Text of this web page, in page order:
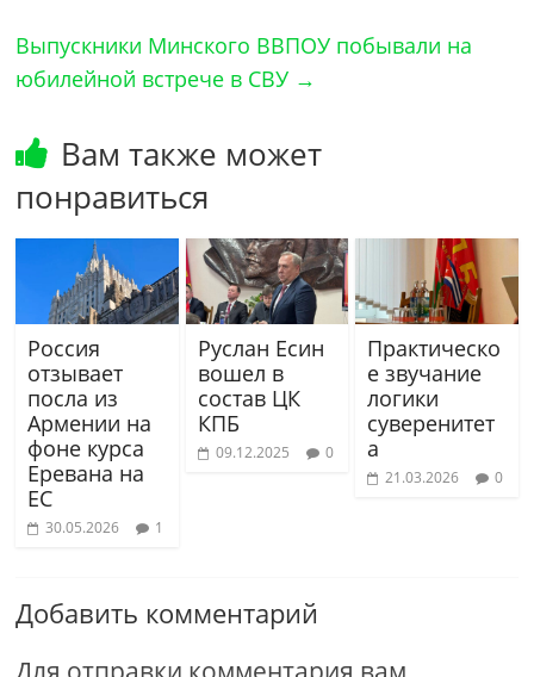
Выпускники Минского ВВПОУ побывали на
юбилейной встрече в СВУ →
Вам также может
понравиться
Россия
отзывает
посла из
Армении на
фоне курса
Еревана на
ЕС
30.05.2026 1
Руслан Есин
вошел в
состав ЦК
КПБ
09.12.2025 0
Практическо
е звучание
логики
суверенитет
а
21.03.2026 0
Добавить комментарий